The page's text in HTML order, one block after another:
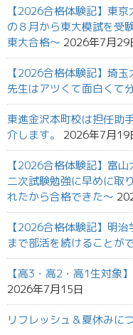
【2026合格体験記】東
の８月から東大模試を受
東大合格～ 2026年7月29
【2026合格体験記】埼
先生はアツくて面白くて
東進金沢本町校は担任助
介します。
2026年7月19
【2026合格体験記】富
二次試験勉強に早めに取
れたから合格できた～
【2026合格体験記】明
まで部活を続けることが
【高3・高2・高1生対象
2026年7月15日
リフレッシュ＆夏休みに